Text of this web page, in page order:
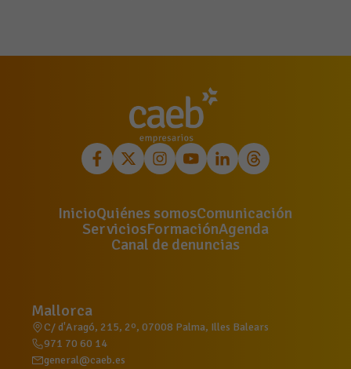
InicioQuiénes somosComunicación
ServiciosFormaciónAgenda
Canal de denuncias
Mallorca
C/ d'Aragó, 215, 2º, 07008 Palma, Illes Balears
971 70 60 14
general@caeb.es